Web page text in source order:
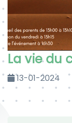
La vie du
13-01-2024